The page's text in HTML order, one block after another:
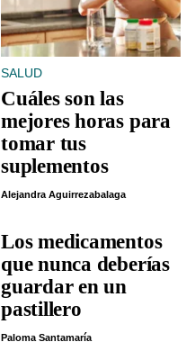
SALUD
Cuáles son las
mejores horas para
tomar tus
suplementos
Alejandra Aguirrezabalaga
Los medicamentos
que nunca deberías
guardar en un
pastillero
Paloma Santamaría